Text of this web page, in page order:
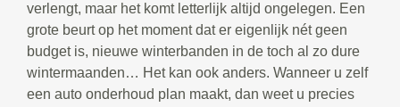
verlengt, maar het komt letterlijk altijd ongelegen. Een
grote beurt op het moment dat er eigenlijk nét geen
budget is, nieuwe winterbanden in de toch al zo dure
wintermaanden… Het kan ook anders. Wanneer u zelf
een auto onderhoud plan maakt, dan weet u precies